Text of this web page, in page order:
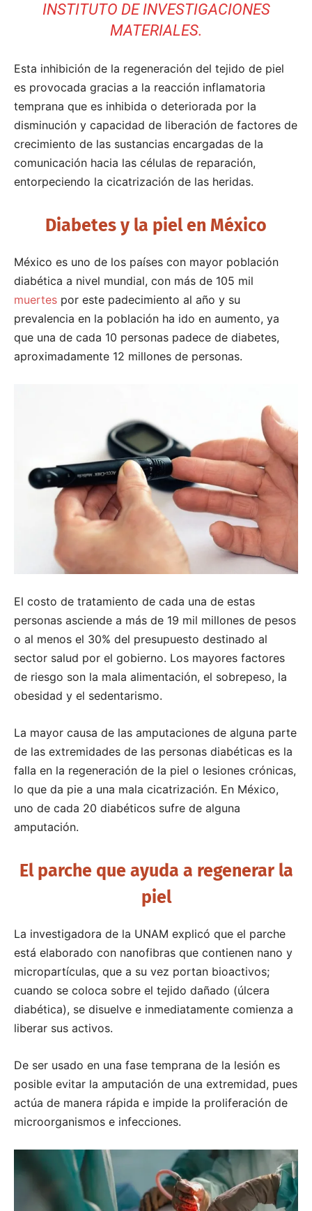
INSTITUTO DE INVESTIGACIONES
MATERIALES.
Esta inhibición de la regeneración del tejido de piel
es provocada gracias a la reacción inflamatoria
temprana que es inhibida o deteriorada por la
disminución y capacidad de liberación de factores de
crecimiento de las sustancias encargadas de la
comunicación hacia las células de reparación,
entorpeciendo la cicatrización de las heridas.
Diabetes y la piel en México
México es uno de los países con mayor población
diabética a nivel mundial, con más de 105 mil
muertes por este padecimiento al año y su
prevalencia en la población ha ido en aumento, ya
que una de cada 10 personas padece de diabetes,
aproximadamente 12 millones de personas.
El costo de tratamiento de cada una de estas
personas asciende a más de 19 mil millones de pesos
o al menos el 30% del presupuesto destinado al
sector salud por el gobierno. Los mayores factores
de riesgo son la mala alimentación, el sobrepeso, la
obesidad y el sedentarismo.
La mayor causa de las amputaciones de alguna parte
de las extremidades de las personas diabéticas es la
falla en la regeneración de la piel o lesiones crónicas,
lo que da pie a una mala cicatrización. En México,
uno de cada 20 diabéticos sufre de alguna
amputación.
El parche que ayuda a regenerar la
piel
La investigadora de la UNAM explicó que el parche
está elaborado con nanofibras que contienen nano y
micropartículas, que a su vez portan bioactivos;
cuando se coloca sobre el tejido dañado (úlcera
diabética), se disuelve e inmediatamente comienza a
liberar sus activos.
De ser usado en una fase temprana de la lesión es
posible evitar la amputación de una extremidad, pues
actúa de manera rápida e impide la proliferación de
microorganismos e infecciones.